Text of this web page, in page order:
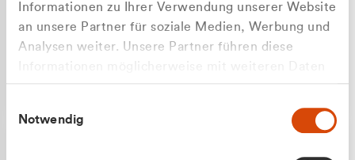
Informationen zu Ihrer Verwendung unserer Website
an unsere Partner für soziale Medien, Werbung und
Analysen weiter. Unsere Partner führen diese
gesammelt haben.
Notwendig
Apilash Balanesan